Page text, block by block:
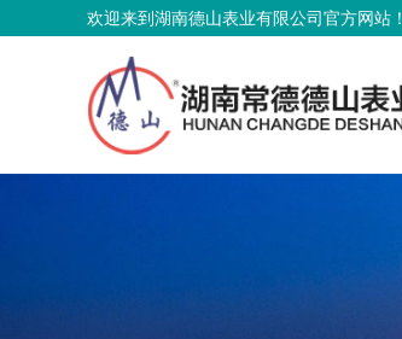
欢迎来到湖南德山表业有限公司官方网站！